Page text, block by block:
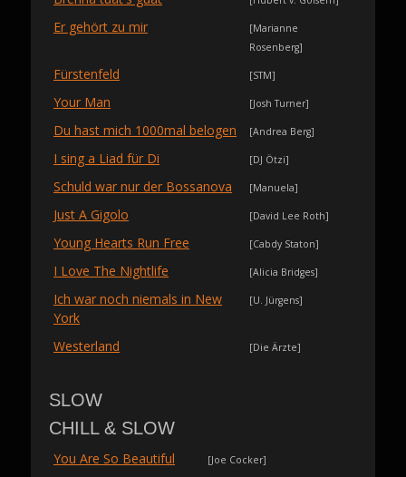
Er gehört zu mir
[Marianne
Rosenberg]
Fürstenfeld [STM]
Your Man [Josh Turner]
Du hast mich 1000mal belogen [Andrea Berg]
I sing a Liad für Di [DJ Ötzi]
Schuld war nur der Bossanova [Manuela]
Just A Gigolo [David Lee Roth]
Young Hearts Run Free [Cabdy Staton]
I Love The Nightlife [Alicia Bridges]
Ich war noch niemals in New
York
[U. Jürgens]
Westerland [Die Ärzte]
SLOW
CHILL & SLOW
You Are So Beautiful [Joe Cocker]